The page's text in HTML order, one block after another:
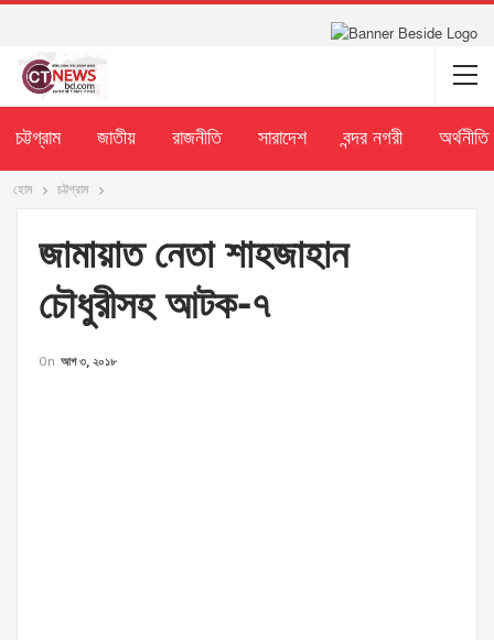
চট্টগ্রাম জাতীয় রাজনীতি সারাদেশ বন্দর নগরী অর্থনীতি
হোম চট্টগ্রাম
জামায়াত নেতা শাহজাহান
চৌধুরীসহ আটক-৭
On আগ ৩, ২০১৮